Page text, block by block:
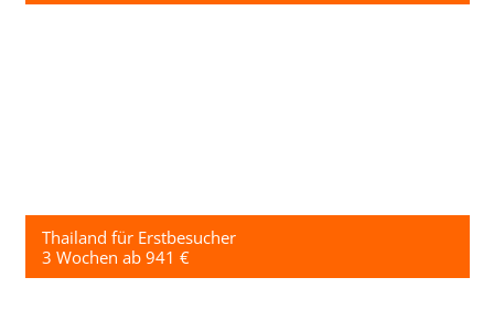
Thailand für Erstbesucher
3 Wochen ab 941 €